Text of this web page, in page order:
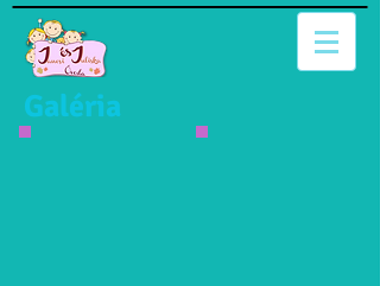
Galéria